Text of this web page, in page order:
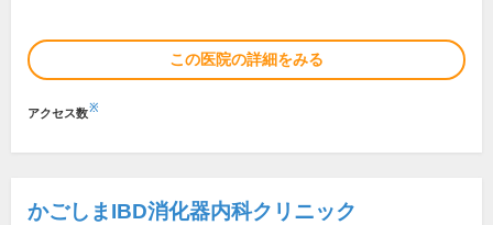
この医院の詳細をみる
アクセス数※
かごしまIBD消化器内科クリニック